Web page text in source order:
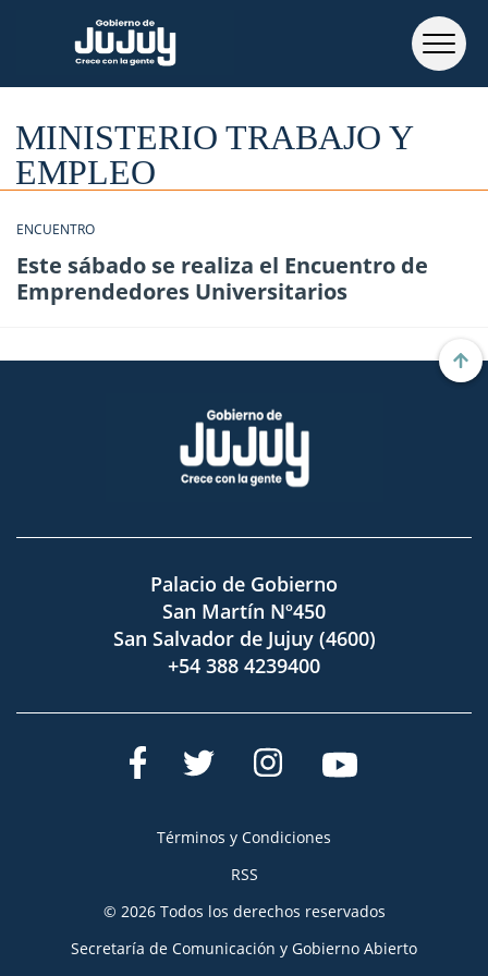
MINISTERIO TRABAJO Y
EMPLEO
ENCUENTRO
Este sábado se realiza el Encuentro de
Emprendedores Universitarios
Palacio de Gobierno
San Martín Nº450
San Salvador de Jujuy (4600)
+54 388 4239400
Términos y Condiciones
RSS
© 2026 Todos los derechos reservados
Secretaría de Comunicación y Gobierno Abierto